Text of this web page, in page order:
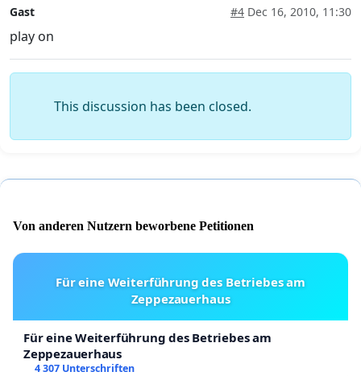
Gast #4 Dec 16, 2010, 11:30
play on
This discussion has been closed.
Von anderen Nutzern beworbene Petitionen
Für eine Weiterführung des Betriebes am
Zeppezauerhaus
Für eine Weiterführung des Betriebes am
Zeppezauerhaus
4 307 Unterschriften